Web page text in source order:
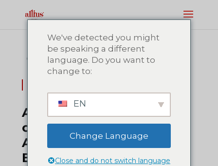
07/13/2021 Uruguay subrayado.com.uy
Altius Group comenzó la
obra del complejo
Atlántico en Punta del
Este
We've detected you might
be speaking a different
language. Do you want to
change to:
EN
Change Language
Close and do not switch language